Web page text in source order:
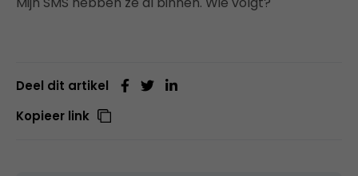
Deel dit artikel
Kopieer link